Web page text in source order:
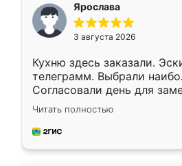
Ярослава
3 августа 2026
Кухню здесь заказали.
телеграмм. Выбрали
Согласовали день для
недели кухня была уже
довольны работой.
мебель за качественную
Читать полностью